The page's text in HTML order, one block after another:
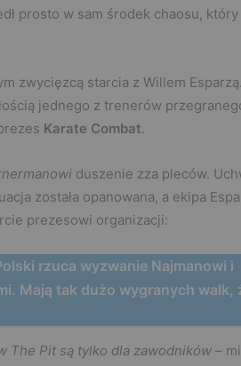
prosto w sam środek chaosu, który
zwycięzcą starcia z Willem
jednego z trenerów
Karate Combat.
duszenie zza pleców.
została opanowana, a ekipa
prezesowi organizacji:
rzuca wyzwanie Najmanowi i
Mają tak dużo wygranych walk,
The Pit są tylko dla zawodników –